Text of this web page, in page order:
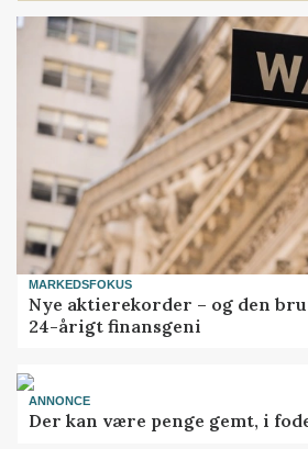
MARKEDSFOKUS
Nye aktierekorder – og den
24-årigt finansgeni
ANNONCE
Der kan være penge gemt, i